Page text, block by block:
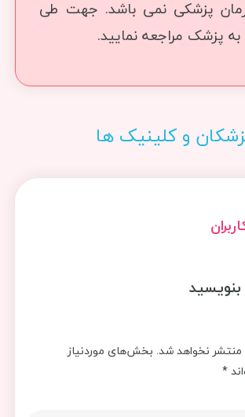
پزشکی نمی باشد. جهت طی
به پزشک مراجعه نمایید.
و کلینیک ها
بنویسید
نخواهد شد. بخش‌های موردنیاز
*